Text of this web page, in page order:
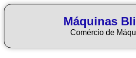
Máquinas
Comércio de